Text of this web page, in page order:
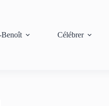
Benoît Célébrer